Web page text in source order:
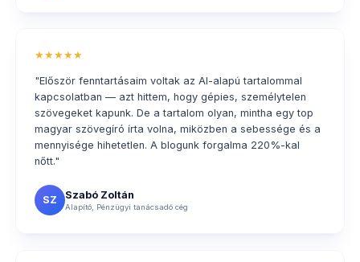
★★★★★
"Először fenntartásaim voltak az AI-alapú tartalommal
kapcsolatban — azt hittem, hogy gépies, személytelen
szövegeket kapunk. De a tartalom olyan, mintha egy top
magyar szövegíró írta volna, miközben a sebessége és a
mennyisége hihetetlen. A blogunk forgalma 220%-kal
nőtt."
SZ Szabó Zoltán
Alapító, Pénzügyi tanácsadó cég